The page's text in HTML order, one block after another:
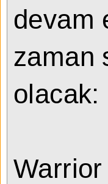
devam
zaman
olacak: